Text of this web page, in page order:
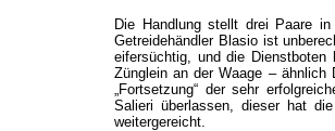
Die Handlung stellt drei Paare
Getreidehändler Blasio ist
eifersüchtig, und die
Zünglein an der Waage – ähnlich
„Fortsetzung“ der sehr
Salieri überlassen, dieser hat
weitergereicht.